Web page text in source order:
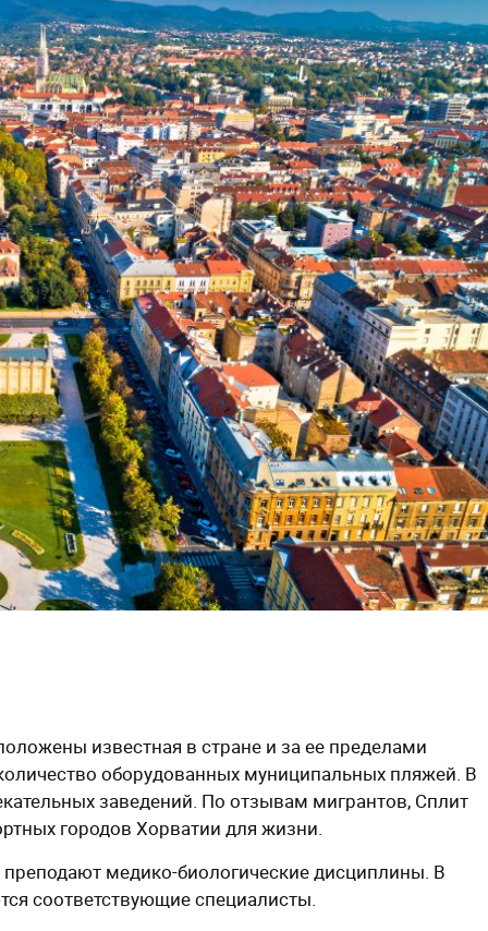
известная в стране и за ее пределами
оборудованных муниципальных пляжей. В
заведений. По отзывам мигрантов, Сплит
городов Хорватии для жизни.
преподают медико-биологические дисциплины. В
соответствующие специалисты.